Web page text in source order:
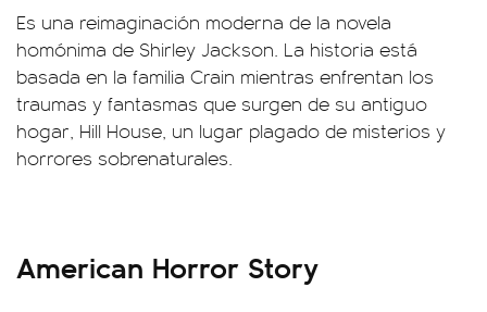
Es una reimaginación moderna de la novela
homónima de Shirley Jackson. La historia está
basada en la familia Crain mientras enfrentan los
traumas y fantasmas que surgen de su antiguo
hogar, Hill House, un lugar plagado de misterios y
horrores sobrenaturales.
American Horror Story